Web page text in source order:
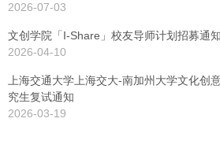
2026-07-03
文创学院「I-Share」校友导师计划招募通知
2026-04-10
上海交通大学上海交大-南加州大学文化创
究生复试通知
2026-03-19